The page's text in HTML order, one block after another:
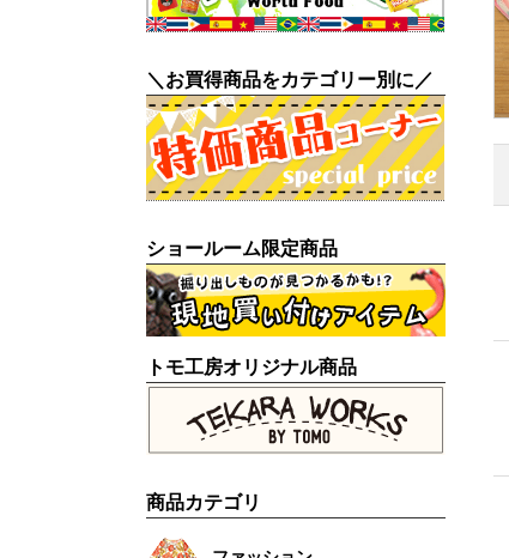
＼お買得商品をカテゴリー別に／
ショールーム限定商品
トモ工房オリジナル商品
商品カテゴリ